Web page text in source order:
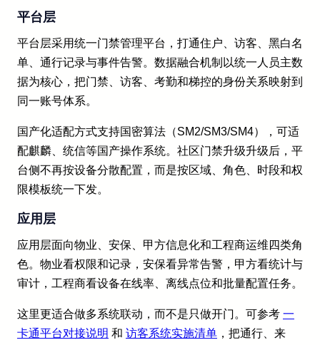
平台层
平台层采用统一门禁管理平台，打通住户、访客、黑白名
单、通行记录与事件告警。数据融合机制以统一人员主数
据为核心，把门禁、访客、考勤和梯控的身份关系映射到
同一账号体系。
国产化适配方式支持国密算法（SM2/SM3/SM4），可适
配麒麟、统信等国产操作系统。社区门禁升级升级后，平
台侧不再按设备分散配置，而是按区域、角色、时段和权
限模板统一下发。
应用层
应用层面向物业、安保、甲方信息化和工程商运维四类角
色。物业看权限和记录，安保看异常告警，甲方看统计与
审计，工程商看设备在线率、离线点位和批量配置任务。
这里更适合做多系统联动，而不是只做开门。可参考 一
卡通平台对接说明 和 访客系统实施清单 ，把通行、来